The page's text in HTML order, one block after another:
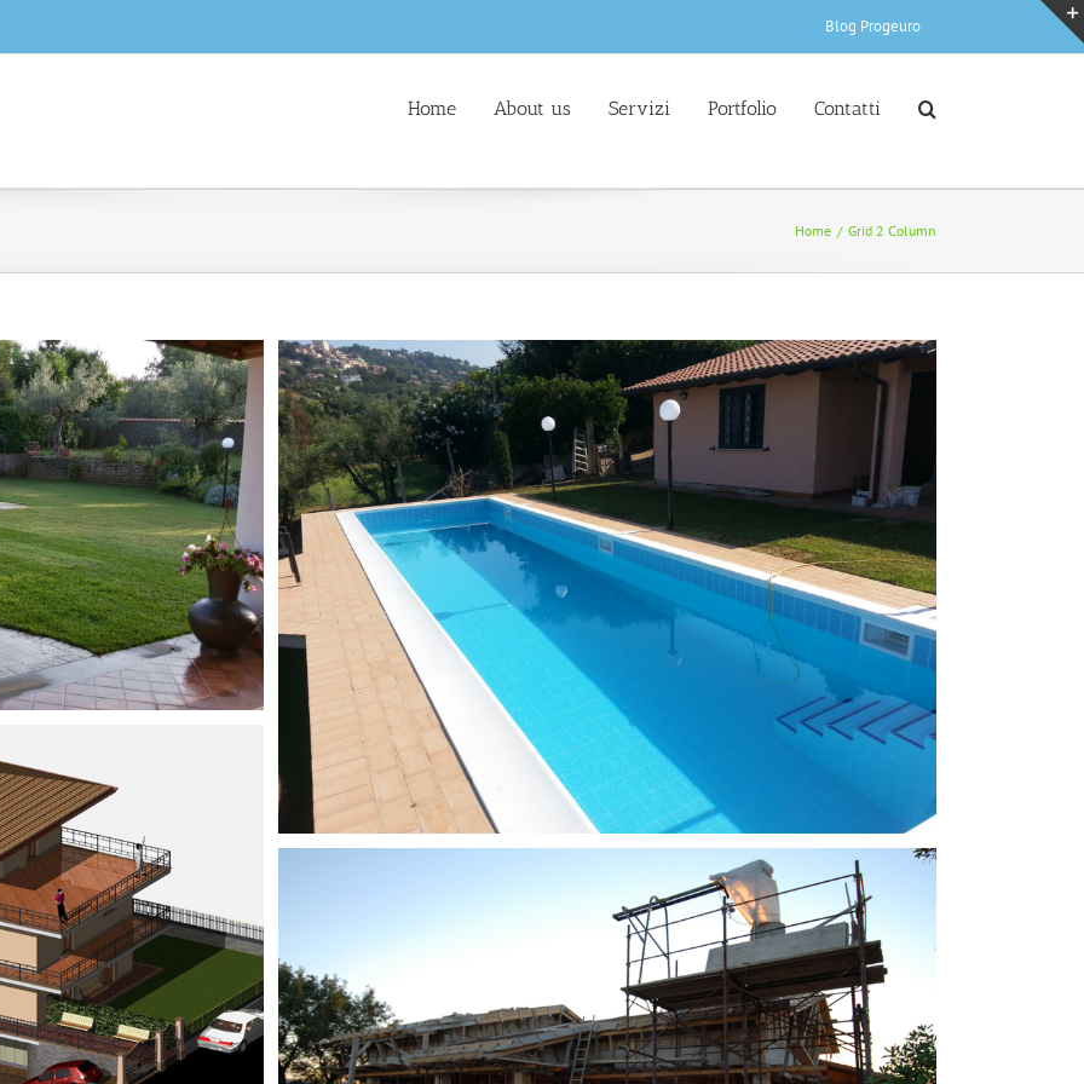
Blog Progeuro
Home About us Servizi Portfolio Contatti
Home / Grid 2 Column